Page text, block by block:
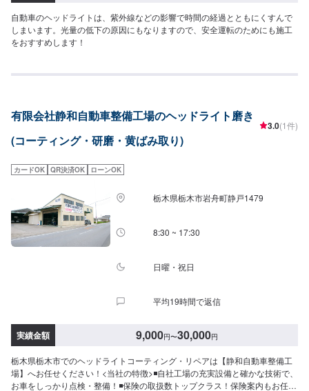
自動車のヘッドライトは、紫外線などの影響で時間の経過とともにくすんで
しまいます。光量の低下の原因にもなりますので、安全運転のためにも施工
をおすすめします！
有限会社静和自動車整備工場のヘッドライト磨き
(コーティング・研磨・黄ばみ取り)
3.0(1件)
カードOK QR決済OK ローンOK
栃木県栃木市岩舟町静戸1479
8:30 ~ 17:30
日曜・祝日
平均19時間で返信
実績金額 9,000円〜30,000円
栃木県栃木市でのヘッドライトコーティング・リペアは【静和自動車整備工
場】へお任せください！<当社の特徴>◾自社工場の充実設備と確かな技術で、
お車をしっかり点検・整備！◾保険の取扱数トップクラス！保険案内もお任せ